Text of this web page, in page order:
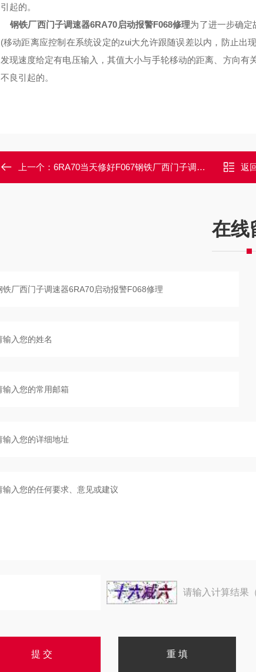
引起的。
钢铁厂西门子调速器6RA70启动报警F068修理为了进一步确定
(移动距离应控制在系统设定的zui大允许跟随误差以内，防止出
发现速度给定有电压输入，其值大小与手轮移动的距离、方向
不良引起的。
上一个： 6RA70当天修好F067钢铁厂西门子调速器6RA80开机报警F067修理 返
在线
请输入计算结果